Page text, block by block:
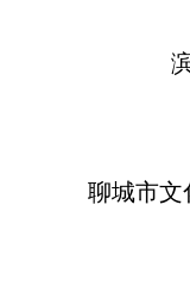
聊城市文